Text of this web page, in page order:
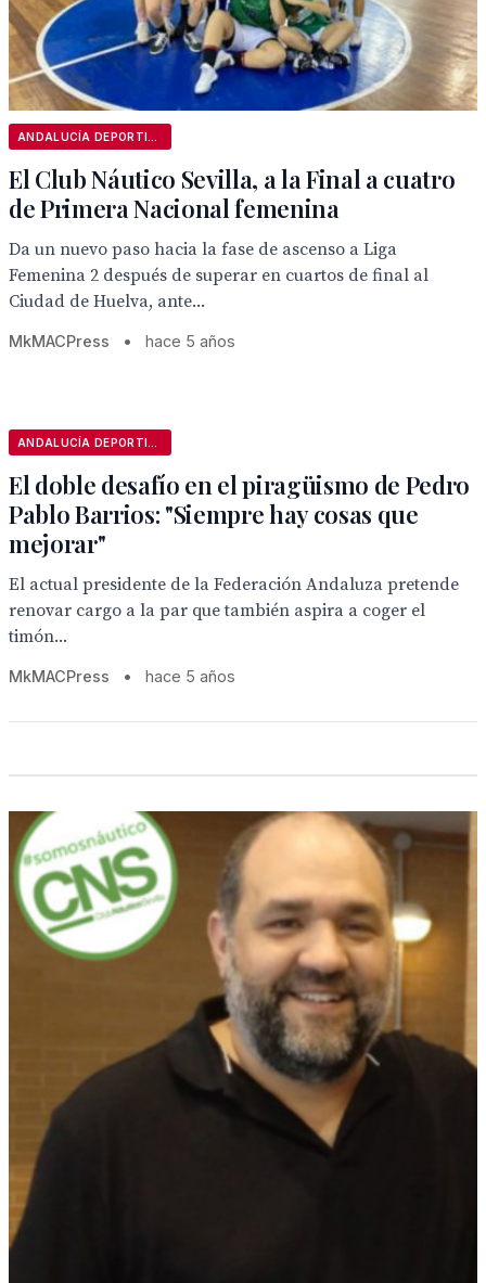
El Club Náutico Sevilla, a la Final a cuatro
de Primera Nacional femenina
Da un nuevo paso hacia la fase de ascenso a Liga
Femenina 2 después de superar en cuartos de final al
Ciudad de Huelva, ante...
MkMACPress • hace 5 años
El doble desafío en el piragüismo de Pedro
Pablo Barrios: "Siempre hay cosas que
mejorar"
El actual presidente de la Federación Andaluza pretende
renovar cargo a la par que también aspira a coger el
timón...
MkMACPress • hace 5 años